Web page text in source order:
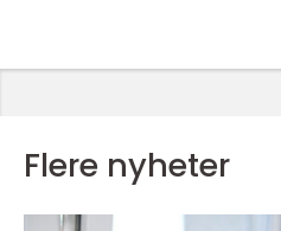
Flere nyheter